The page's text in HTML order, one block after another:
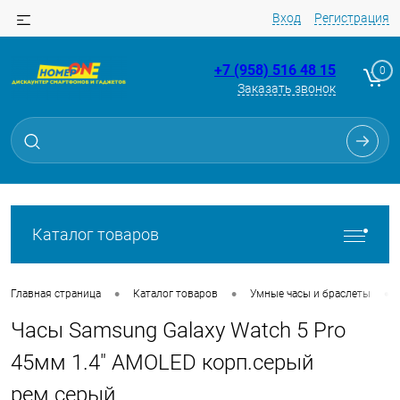
Вход Регистрация
+7 (958) 516 48 15
Заказать звонок
0
Каталог товаров
Главная страница • Каталог товаров • Умные часы и браслеты
Часы Samsung Galaxy Watch 5 Pro
45мм 1.4" AMOLED корп.серый
рем.серый
Для клиентов всех банков
Разбейте
без переплат
Сегодня